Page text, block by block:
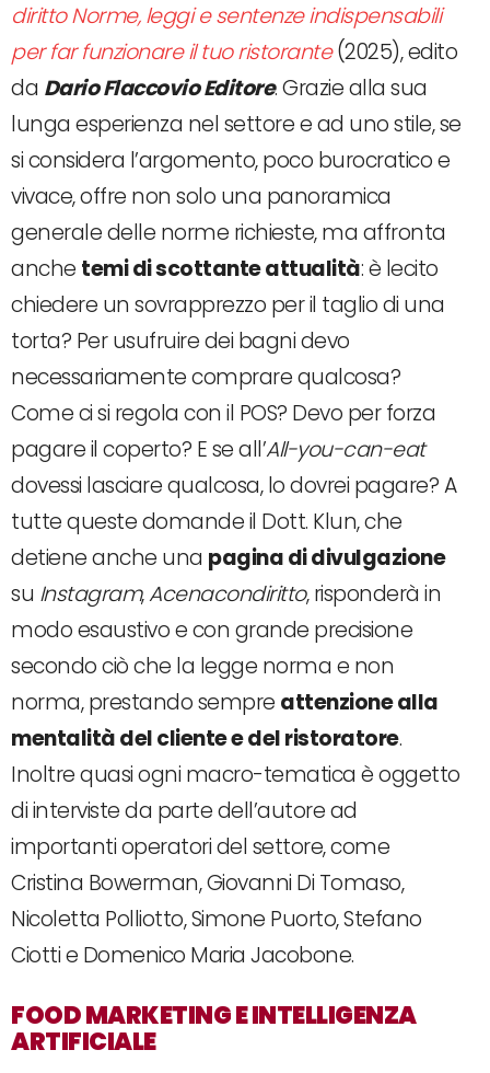
diritto Norme, leggi e sentenze indispensabili
per far funzionare il tuo ristorante(2025), edito
da Dario Flaccovio Editore. Grazie alla sua
lunga esperienza nel settore e ad uno stile, se
si considera l’argomento, poco burocratico e
vivace, offre non solo una panoramica
generale delle norme richieste, ma affronta
anche temi di scottante attualità: è lecito
chiedere un sovrapprezzo per il taglio di una
torta? Per usufruire dei bagni devo
necessariamente comprare qualcosa?
Come ci si regola con il POS? Devo per forza
pagare il coperto? E se all’All-you-can-eat
dovessi lasciare qualcosa, lo dovrei pagare? A
tutte queste domande il Dott. Klun, che
detiene anche una pagina di divulgazione
su Instagram,Acenacondiritto, risponderà in
modo esaustivo e con grande precisione
secondo ciò che la legge norma e non
norma, prestando sempre attenzione alla
mentalità del cliente e del ristoratore.
Inoltre quasi ogni macro-tematica è oggetto
di interviste da parte dell’autore ad
importanti operatori del settore, come
Cristina Bowerman, Giovanni Di Tomaso,
Nicoletta Polliotto, Simone Puorto, Stefano
Ciotti e Domenico Maria Jacobone.
FOOD MARKETING E INTELLIGENZA
ARTIFICIALE